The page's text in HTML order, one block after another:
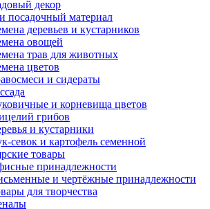
декор
посадочный материал
деревьев и кустарников
овощей
трав для животных
цветов
и сидераты
и корневища цветов
грибов
и кустарники
севок и картофель семенной
товары
принадлежности
и чертёжные принадлежности
для творчества